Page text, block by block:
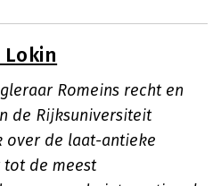
Lokin
Romeins recht en
de Rijksuniversiteit
over de laat-antieke
de meest